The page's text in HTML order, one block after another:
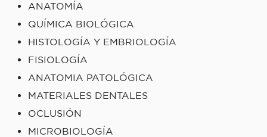
ANATOMÍA
QUÍMICA BIOLÓGICA
HISTOLOGÍA Y EMBRIOLOGÍA
FISIOLOGÍA
ANATOMIA PATOLÓGICA
MATERIALES DENTALES
OCLUSIÓN
MICROBIOLOGÍA